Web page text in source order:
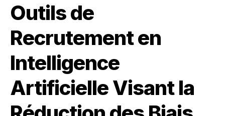
Outils de
Recrutement en
Intelligence
Artificielle Visant la